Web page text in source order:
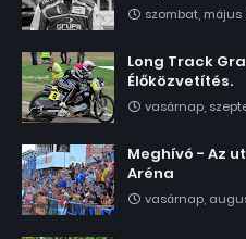
szombat, május
Long Track
Élőközvetítés.
vasárnap,
Meghívó - Az
Aréna
vasárnap,